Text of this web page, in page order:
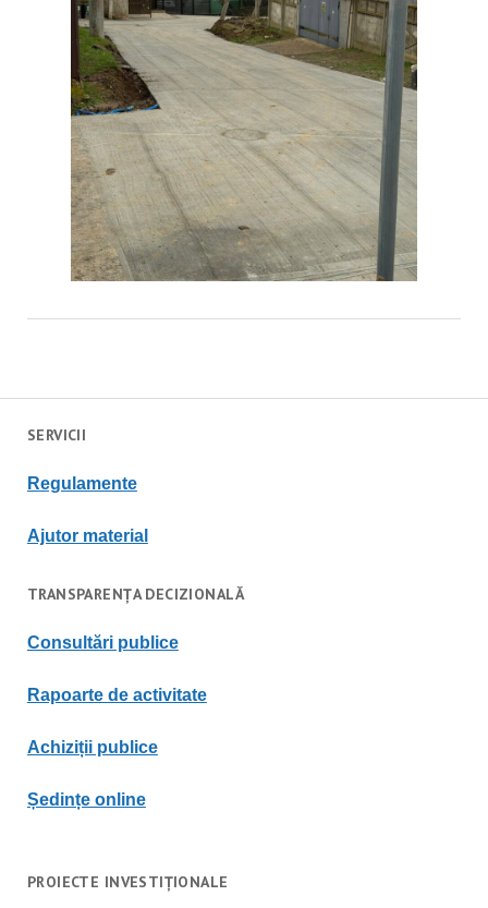
SERVICII
Regulamente
Ajutor material
TRANSPARENȚA DECIZIONALĂ
Consultări publice
Rapoarte de activitate
Achiziții publice
Ședințe online
PROIECTE INVESTIȚIONALE